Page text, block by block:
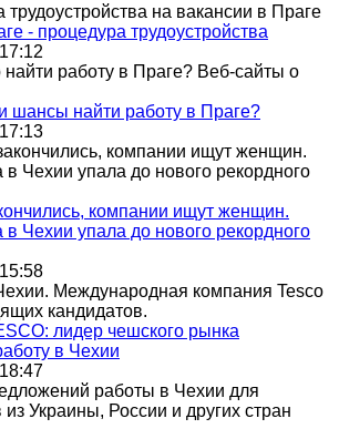
- процедура трудоустройства
шансы найти работу в Праге?
компании ищут женщин.
в Чехии упала до нового рекордного
лидер чешского рынка
в Чехии